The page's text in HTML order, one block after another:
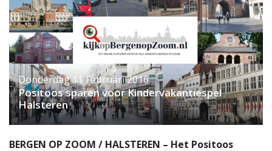
Donderdag 11 Februari 2016
Positoos sparen voor Kindervakantiespel
Halsteren
BERGEN OP ZOOM / HALSTEREN – Het Positoos